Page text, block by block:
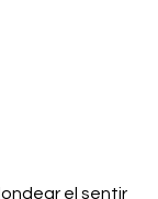
el sentir